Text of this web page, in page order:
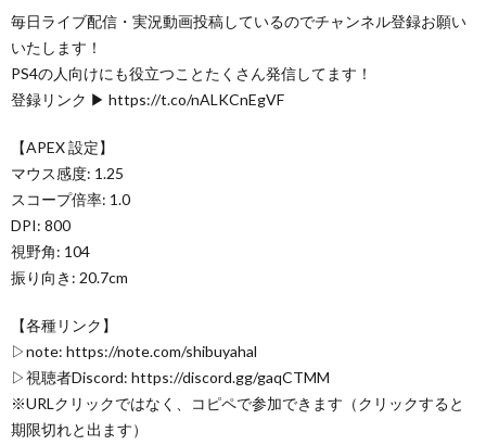
毎日ライブ配信・実況動画投稿しているのでチャンネル登録お願い
いたします！
PS4の人向けにも役立つことたくさん発信してます！
登録リンク ▶ https://t.co/nALKCnEgVF
【APEX 設定】
マウス感度: 1.25
スコープ倍率: 1.0
DPI: 800
視野角: 104
振り向き: 20.7cm
【各種リンク】
▷note: https://note.com/shibuyahal
▷視聴者Discord: https://discord.gg/gaqCTMM
※URLクリックではなく、コピペで参加できます（クリックすると
期限切れと出ます）